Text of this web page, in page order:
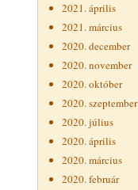
2021. április
2021. március
2020. december
2020. november
2020. október
2020. szeptember
2020. július
2020. április
2020. március
2020. február